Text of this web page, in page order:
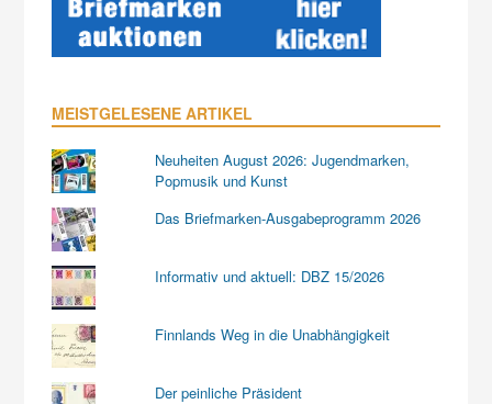
MEISTGELESENE ARTIKEL
Neuheiten August 2026: Jugendmarken,
Popmusik und Kunst
Das Briefmarken-Ausgabeprogramm 2026
Informativ und aktuell: DBZ 15/2026
Finnlands Weg in die Unabhängigkeit
Der peinliche Präsident